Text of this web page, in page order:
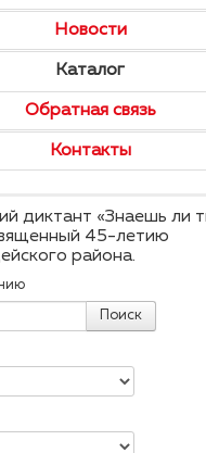
Новости
Каталог
Обратная связь
Контакты
диктант «Знаешь ли
45-летию
района.
Поиск